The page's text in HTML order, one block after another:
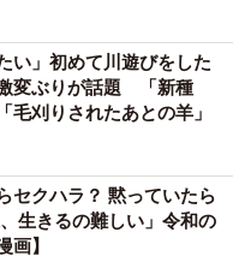
い」初めて川遊びをした
変ぶりが話題 「新種
毛刈りされたあとの羊」
セクハラ？ 黙っていたら
生きるの難しい」令和の
画】